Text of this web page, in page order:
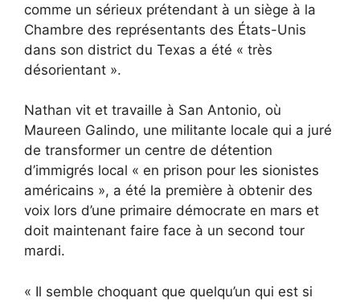
comme un sérieux prétendant à un siège à la
Chambre des représentants des États-Unis
dans son district du Texas a été « très
désorientant ».
Nathan vit et travaille à San Antonio, où
Maureen Galindo, une militante locale qui a juré
de transformer un centre de détention
d’immigrés local « en prison pour les sionistes
américains », a été la première à obtenir des
voix lors d’une primaire démocrate en mars et
doit maintenant faire face à un second tour
mardi.
« Il semble choquant que quelqu’un qui est si